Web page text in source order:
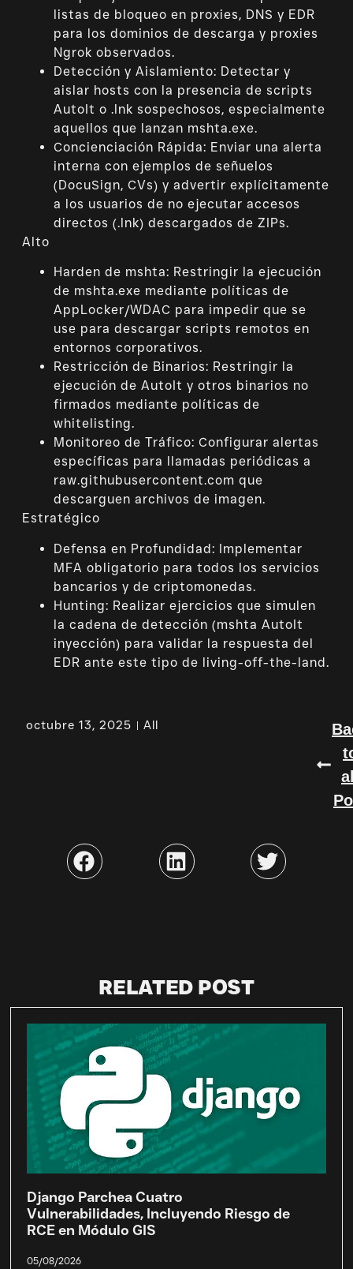
listas de bloqueo en proxies, DNS y EDR
para los dominios de descarga y proxies
Ngrok observados.
Detección y Aislamiento: Detectar y
aislar hosts con la presencia de scripts
AutoIt o .lnk sospechosos, especialmente
aquellos que lanzan mshta.exe.
Concienciación Rápida: Enviar una alerta
interna con ejemplos de señuelos
(DocuSign, CVs) y advertir explícitamente
a los usuarios de no ejecutar accesos
directos (.lnk) descargados de ZIPs.
Alto
Harden de mshta: Restringir la ejecución
de mshta.exe mediante políticas de
AppLocker/WDAC para impedir que se
use para descargar scripts remotos en
entornos corporativos.
Restricción de Binarios: Restringir la
ejecución de AutoIt y otros binarios no
firmados mediante políticas de
whitelisting.
Monitoreo de Tráfico: Configurar alertas
específicas para llamadas periódicas a
raw.githubusercontent.com que
descarguen archivos de imagen.
Estratégico
Defensa en Profundidad: Implementar
MFA obligatorio para todos los servicios
bancarios y de criptomonedas.
Hunting: Realizar ejercicios que simulen
la cadena de detección (mshta AutoIt
inyección) para validar la respuesta del
EDR ante este tipo de living-off-the-land.
octubre 13, 2025 All
RELATED POST
Django Parchea Cuatro
Vulnerabilidades, Incluyendo Riesgo de
RCE en Módulo GIS
05/08/2026